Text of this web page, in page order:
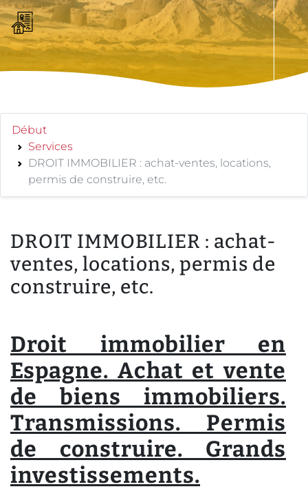
Début
Services
DROIT IMMOBILIER : achat-ventes, locations,
permis de construire, etc.
DROIT IMMOBILIER : achat-
ventes, locations, permis de
construire, etc.
Droit immobilier en
Espagne. Achat et vente
de biens immobiliers.
Transmissions. Permis
de construire. Grands
investissements.